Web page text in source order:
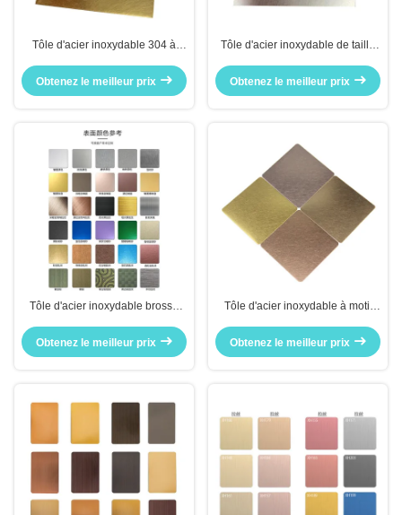
Tôle d'acier inoxydable 304 à
rouille, pour panneaux de
Obtenez le meilleur prix
Tôle d'acier inoxydable de taille
aspect artistique pour la
Obtenez le meilleur prix
Tôle d'acier inoxydable brossé
d'armoires et décoration de hall
d'entrée
Obtenez le meilleur prix
Tôle d'acier inoxydable à motif
de doigts, pour crédence de
cuisine
Obtenez le meilleur prix